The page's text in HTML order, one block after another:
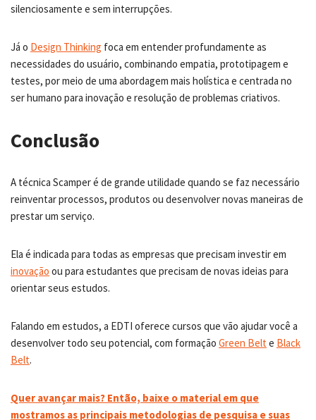
silenciosamente e sem interrupções.
Já o Design Thinking foca em entender profundamente as
necessidades do usuário, combinando empatia, prototipagem e
testes, por meio de uma abordagem mais holística e centrada no
ser humano para inovação e resolução de problemas criativos.
Conclusão
A técnica Scamper é de grande utilidade quando se faz necessário
reinventar processos, produtos ou desenvolver novas maneiras de
prestar um serviço.
Ela é indicada para todas as empresas que precisam investir em
inovação ou para estudantes que precisam de novas ideias para
orientar seus estudos.
Falando em estudos, a EDTI oferece cursos que vão ajudar você a
desenvolver todo seu potencial, com formação Green Belte Black
Belt.
Quer avançar mais? Então, baixe o material em que
mostramos as principais metodologias de pesquisa e suas